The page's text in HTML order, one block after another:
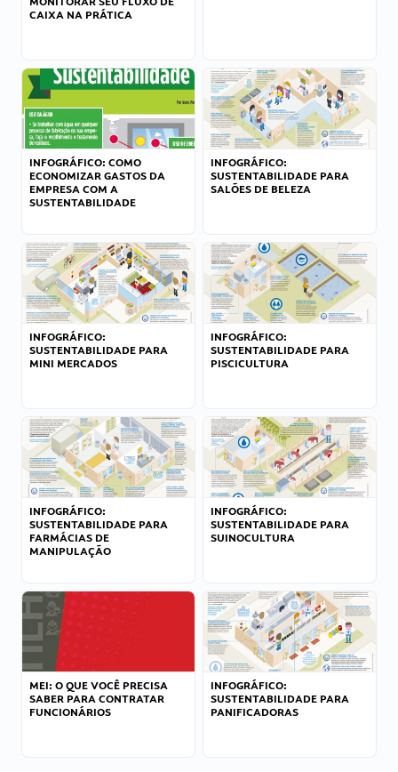
CAIXA NA PRÁTICA
INFOGRÁFICO: COMO
ECONOMIZAR GASTOS DA
EMPRESA COM A
SUSTENTABILIDADE
INFOGRÁFICO:
SUSTENTABILIDADE PARA
SALÕES DE BELEZA
INFOGRÁFICO:
SUSTENTABILIDADE PARA
MINI MERCADOS
INFOGRÁFICO:
SUSTENTABILIDADE PARA
PISCICULTURA
INFOGRÁFICO:
SUSTENTABILIDADE PARA
FARMÁCIAS DE
MANIPULAÇÃO
INFOGRÁFICO:
SUSTENTABILIDADE PARA
SUINOCULTURA
MEI: O QUE VOCÊ PRECISA
SABER PARA CONTRATAR
FUNCIONÁRIOS
INFOGRÁFICO:
SUSTENTABILIDADE PARA
PANIFICADORAS